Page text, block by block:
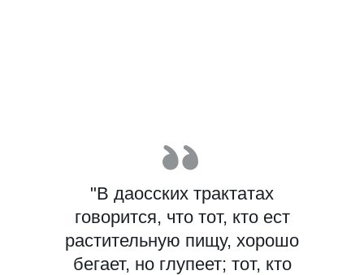
"В даосских трактатах
говорится, что тот, кто ест
растительную пищу, хорошо
бегает, но глупеет; тот, кто